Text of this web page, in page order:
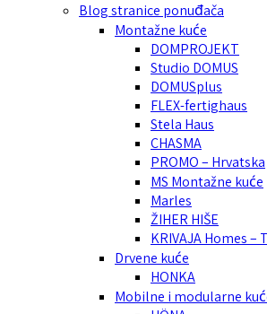
Blog stranice ponuđača
Montažne kuće
DOMPROJEKT
Studio DOMUS
DOMUSplus
FLEX-fertighaus
Stela Haus
CHASMA
PROMO – Hrvatska
MS Montažne kuće
Marles
ŽIHER HIŠE
KRIVAJA Homes
Drvene kuće
HONKA
Mobilne i modularne